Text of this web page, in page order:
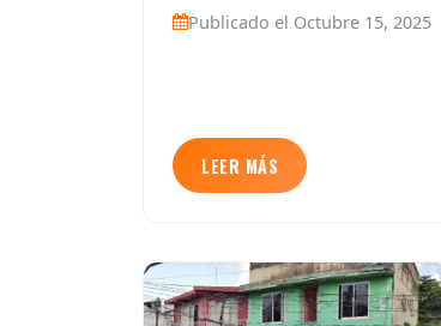
Publicado el Octubre 15, 2025
LEER MÁS